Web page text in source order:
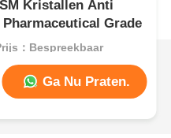
Kristallen Anti
Grade
：Bespreekbaar
Ga Nu Praten.